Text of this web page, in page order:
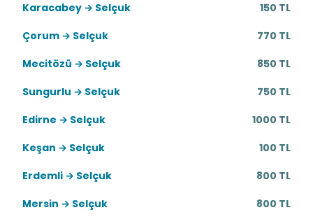
Karacabey → Selçuk
150 TL
Çorum → Selçuk
770 TL
Mecitözü → Selçuk
850 TL
Sungurlu → Selçuk
750 TL
Edirne → Selçuk
1000 TL
Keşan → Selçuk
100 TL
Erdemli → Selçuk
800 TL
Mersin → Selçuk
800 TL